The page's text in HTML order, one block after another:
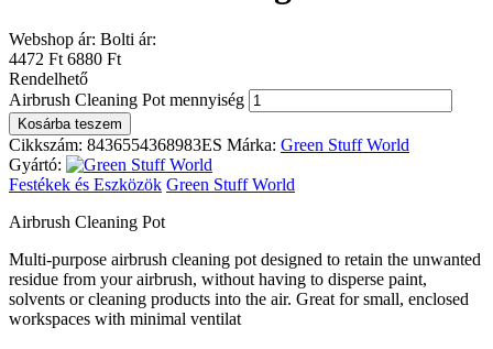
Webshop ár: Bolti ár:
4472 Ft 6880 Ft
Rendelhető
Airbrush Cleaning Pot mennyiség
Kosárba teszem
Cikkszám: 8436554368983ES Márka: Green Stuff World
Gyártó:
Festékek és Eszközök Green Stuff World
Airbrush Cleaning Pot
Multi-purpose airbrush cleaning pot designed to retain the unwanted
residue from your airbrush, without having to disperse paint,
solvents or cleaning products into the air. Great for small, enclosed
workspaces with minimal ventilat